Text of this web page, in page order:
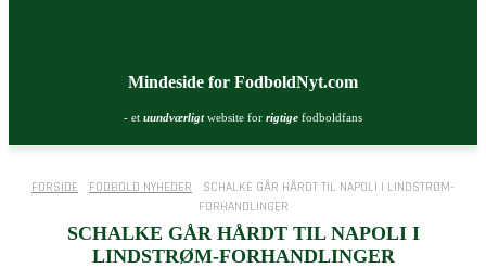
Mindeside for FodboldNyt.com
- et uundværligtwebsite for rigtige fodboldfans
FORSIDE FODBOLD NYHEDER
SCHALKE GÅR HÅRDT TIL NAPOLI I LINDSTRØM-
FORHANDLINGER
SCHALKE GÅR HÅRDT TIL NAPOLI I
LINDSTRØM-FORHANDLINGER